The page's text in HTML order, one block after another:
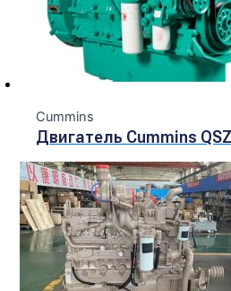
Cummins
Двигатель Cummins